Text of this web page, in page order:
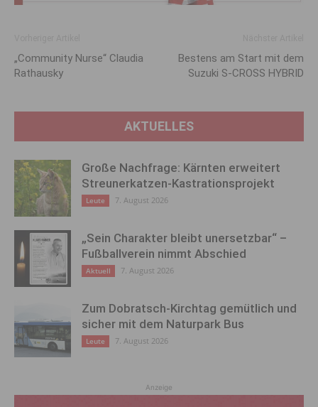
„Community Nurse“ Claudia
Rathausky
Bestens am Start mit dem
Suzuki S-CROSS HYBRID
AKTUELLES
Große Nachfrage: Kärnten erweitert
Streunerkatzen-Kastrationsprojekt
Leute 7. August 2026
„Sein Charakter bleibt unersetzbar“ –
Fußballverein nimmt Abschied
Aktuell 7. August 2026
Zum Dobratsch-Kirchtag gemütlich und
sicher mit dem Naturpark Bus
Leute 7. August 2026
Anzeige